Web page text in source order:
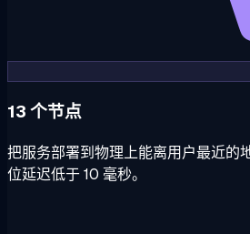
13 个节点
把服务部署到物理上能离用户最近的
位延迟低于 10 毫秒。